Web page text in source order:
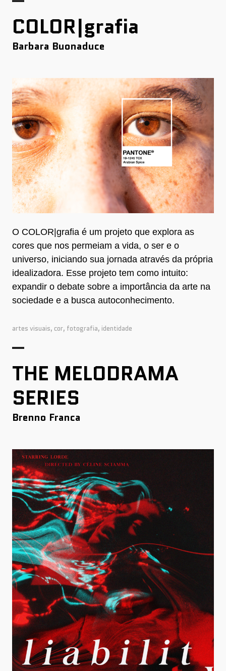
COLOR|grafia
Barbara Buonaduce
O COLOR|grafia é um projeto que explora as
cores que nos permeiam a vida, o ser e o
universo, iniciando sua jornada através da própria
idealizadora. Esse projeto tem como intuito:
expandir o debate sobre a importância da arte na
sociedade e a busca autoconhecimento.
artes visuais, cor, fotografia, identidade
THE MELODRAMA
SERIES
Brenno Franca